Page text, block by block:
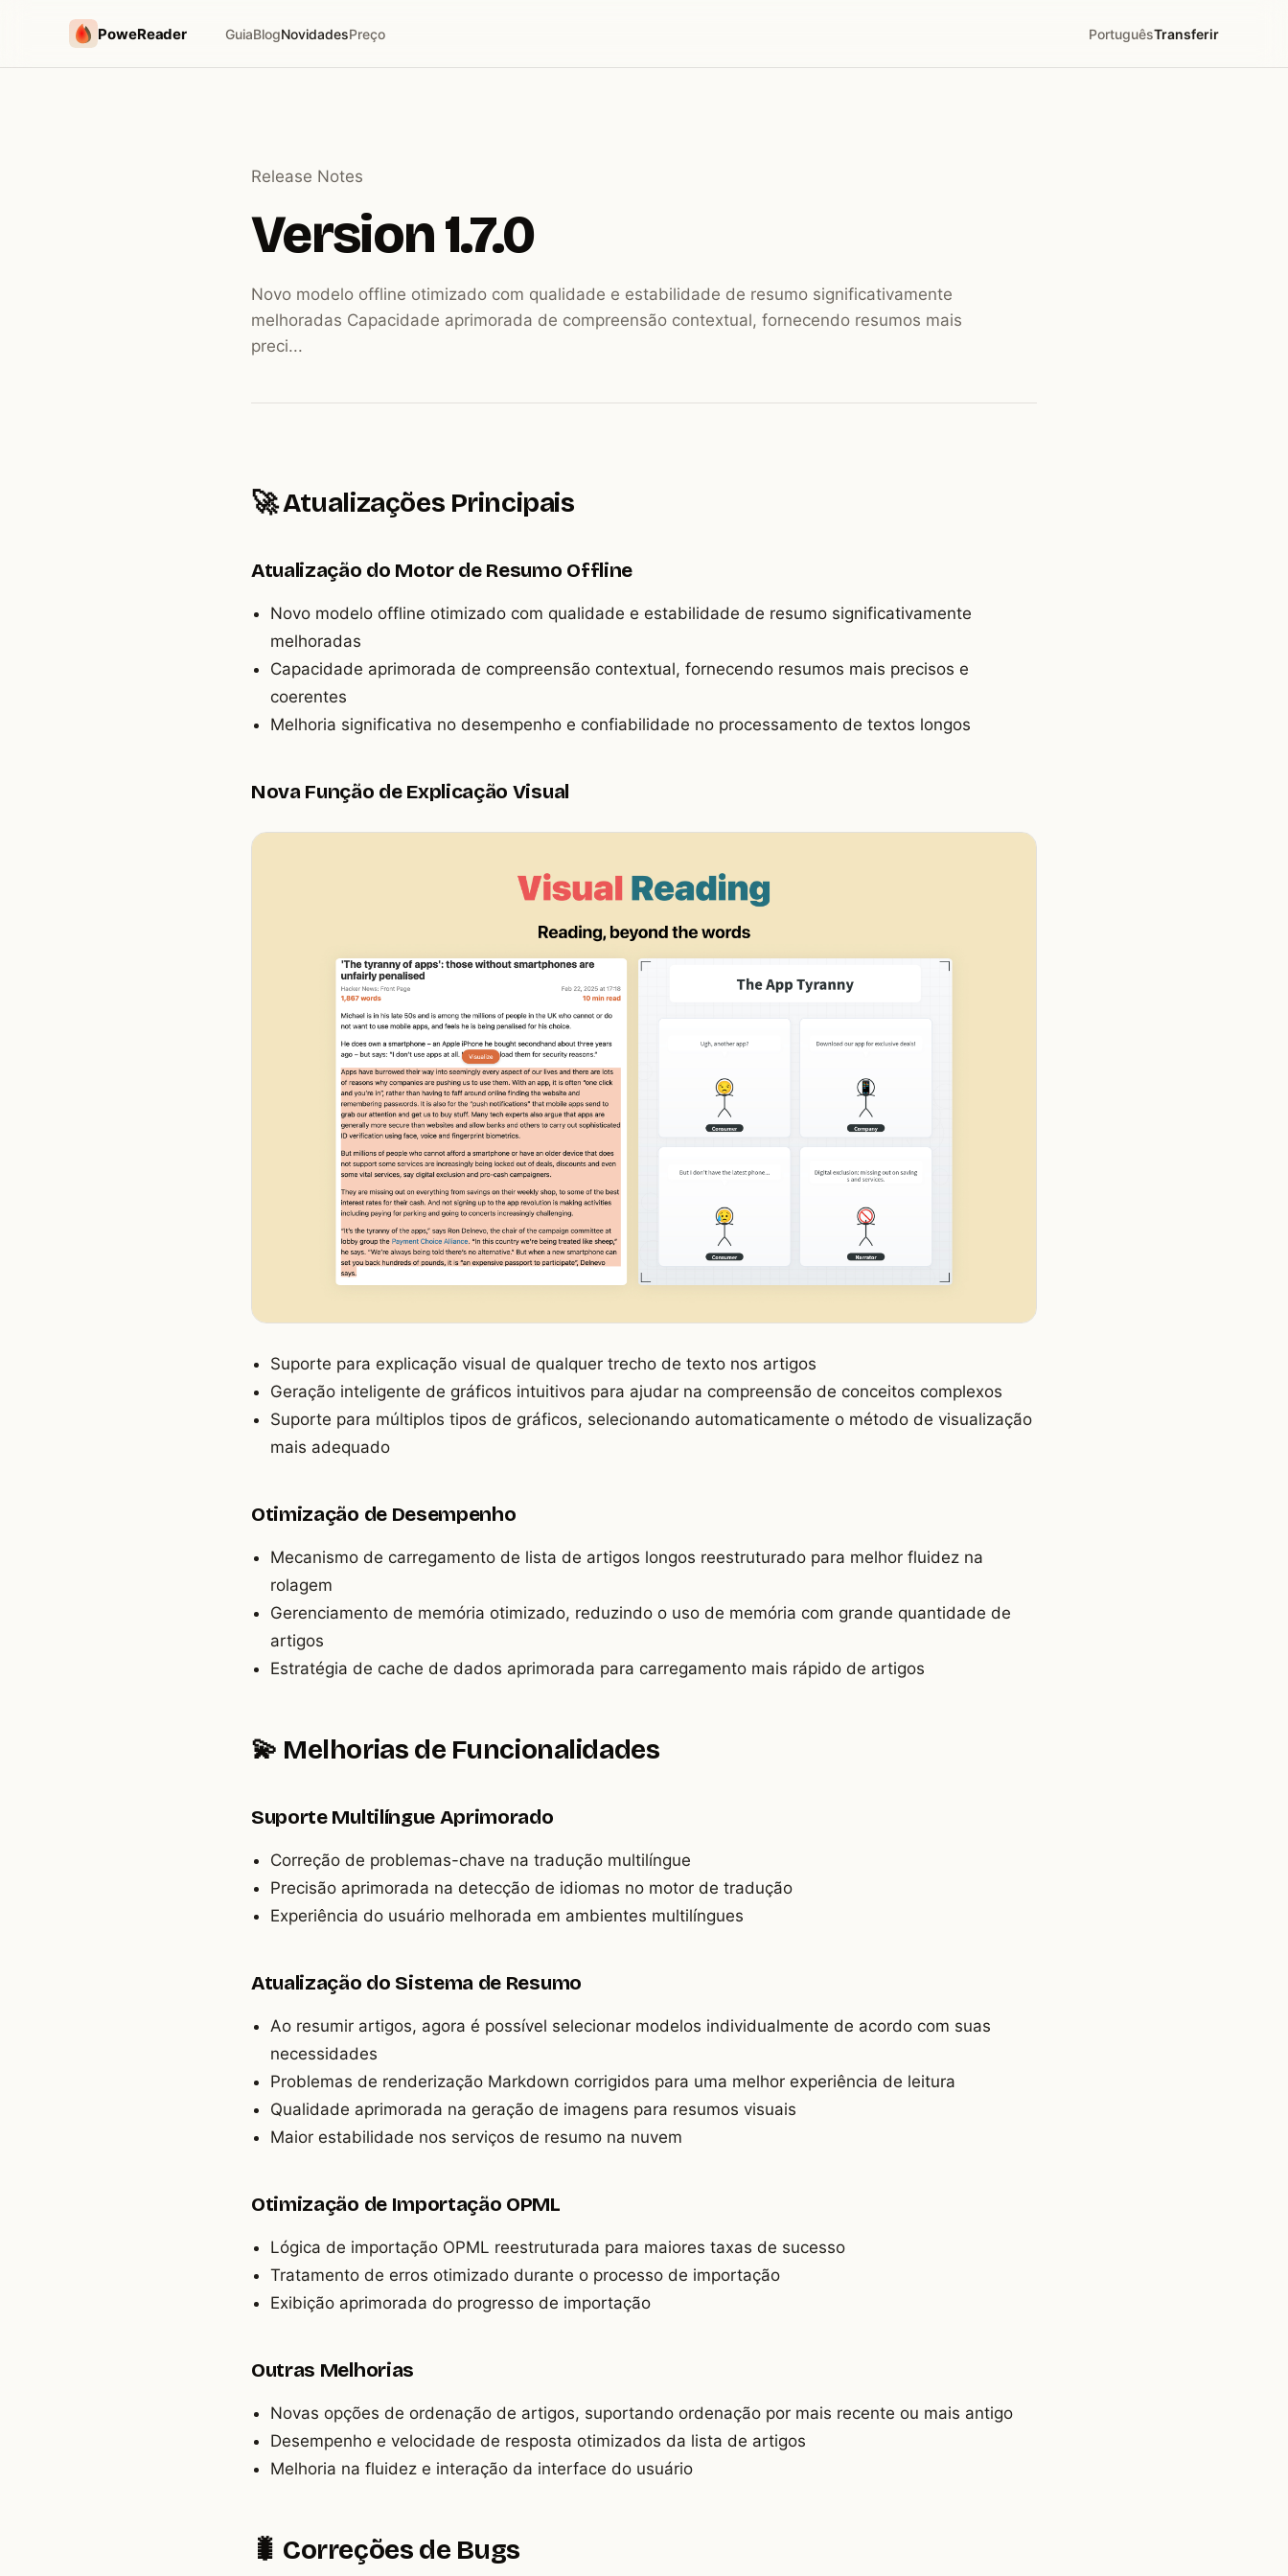
PoweReader GuiaBlogNovidadesPreço PortuguêsTransferir
Release Notes
Version 1.7.0
Novo modelo offline otimizado com qualidade e estabilidade de resumo significativamente
melhoradas Capacidade aprimorada de compreensão contextual, fornecendo resumos mais
preci...
🚀 Atualizações Principais
Atualização do Motor de Resumo Offline
Novo modelo offline otimizado com qualidade e estabilidade de resumo significativamente
melhoradas
Capacidade aprimorada de compreensão contextual, fornecendo resumos mais precisos e
coerentes
Melhoria significativa no desempenho e confiabilidade no processamento de textos longos
Nova Função de Explicação Visual
Suporte para explicação visual de qualquer trecho de texto nos artigos
Geração inteligente de gráficos intuitivos para ajudar na compreensão de conceitos complexos
Suporte para múltiplos tipos de gráficos, selecionando automaticamente o método de visualização
mais adequado
Otimização de Desempenho
Mecanismo de carregamento de lista de artigos longos reestruturado para melhor fluidez na
rolagem
Gerenciamento de memória otimizado, reduzindo o uso de memória com grande quantidade de
artigos
Estratégia de cache de dados aprimorada para carregamento mais rápido de artigos
💫 Melhorias de Funcionalidades
Suporte Multilíngue Aprimorado
Correção de problemas-chave na tradução multilíngue
Precisão aprimorada na detecção de idiomas no motor de tradução
Experiência do usuário melhorada em ambientes multilíngues
Atualização do Sistema de Resumo
Ao resumir artigos, agora é possível selecionar modelos individualmente de acordo com suas
necessidades
Problemas de renderização Markdown corrigidos para uma melhor experiência de leitura
Qualidade aprimorada na geração de imagens para resumos visuais
Maior estabilidade nos serviços de resumo na nuvem
Otimização de Importação OPML
Lógica de importação OPML reestruturada para maiores taxas de sucesso
Tratamento de erros otimizado durante o processo de importação
Exibição aprimorada do progresso de importação
Outras Melhorias
Novas opções de ordenação de artigos, suportando ordenação por mais recente ou mais antigo
Desempenho e velocidade de resposta otimizados da lista de artigos
Melhoria na fluidez e interação da interface do usuário
🐛 Correções de Bugs